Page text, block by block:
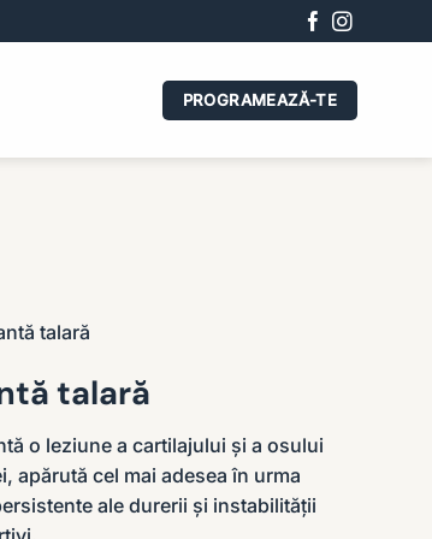
PROGRAMEAZĂ-TE
talară
talară
o leziune a cartilajului și a osului
apărută cel mai adesea în urma
ale durerii și instabilității